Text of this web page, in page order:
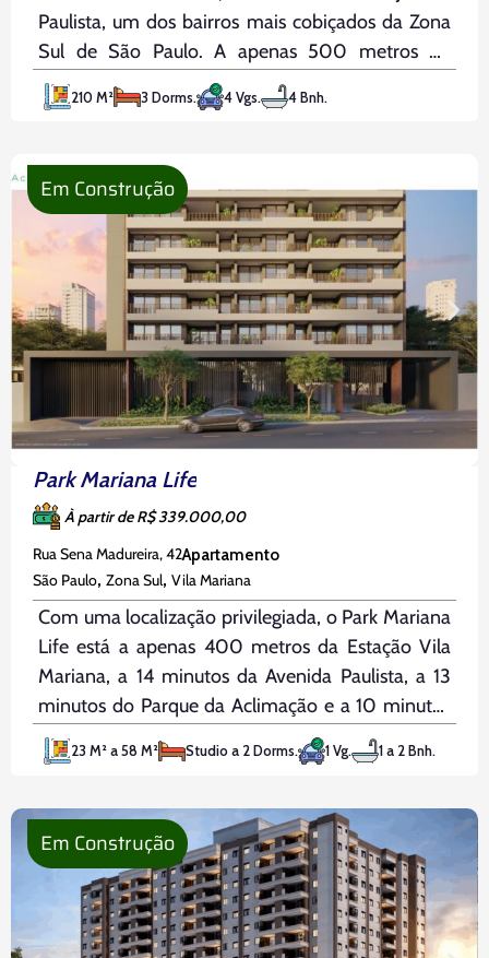
Paulista, um dos bairros mais cobiçados da Zona
Sul de São Paulo. A apenas 500 metros do
Parque Ibirapuera, ele se conecta facilmente aos
bairros dos Jardins, Itaim e Ibirapuera, além de
210 M² 3 Dorms. 4 Vgs. 4 Bnh.
Park Mariana Life
À partir de R$ 339.000,00
Rua Sena Madureira, 42Apartamento
São Paulo, Zona Sul, Vila Mariana
Com uma localização privilegiada, o Park Mariana
Life está a apenas 400 metros da Estação Vila
Mariana, a 14 minutos da Avenida Paulista, a 13
minutos do Parque da Aclimação e a 10 minutos
do Shopping Pátio Paulista e do Hospital Oswaldo
Cruz. Em um terreno de 3.246,38m², o
Em Construção
23 M² a 58 M² Studio a 2 Dorms. 1 Vg. 1 a 2 Bnh.
Em Construção